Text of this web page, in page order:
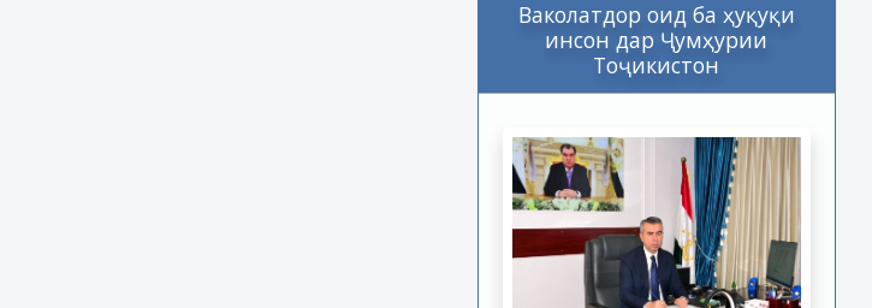
Ваколатдор оид ба ҳуқуқи
инсон дар Ҷумҳурии
Тоҷикистон